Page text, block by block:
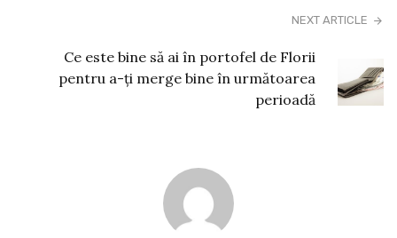
NEXT ARTICLE
Ce este bine să ai în portofel de Florii
pentru a-ți merge bine în următoarea
perioadă